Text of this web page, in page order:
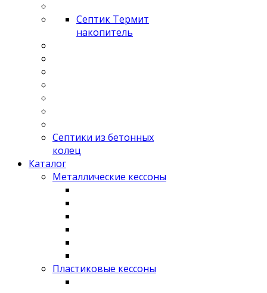
Септик Термит
накопитель
Септики из бетонных
колец
Каталог
Металлические кессоны
Пластиковые кессоны